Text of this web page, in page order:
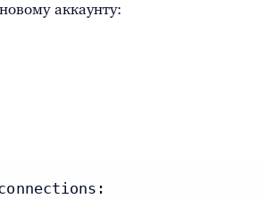
аккаунту: